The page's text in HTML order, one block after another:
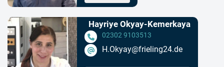
Hayriye Okyay-Kemerkaya
02302 9103513
H.Okyay@frieling24.de